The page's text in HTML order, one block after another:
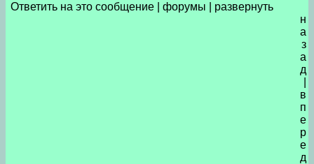
Ответить на это сообщение форумы
развернуть
н
а
з
а
д
в
п
е
р
е
д